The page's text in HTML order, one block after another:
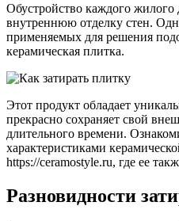
Обустройство каждого жилого
внутреннюю отделку стен.
применяемых для решения
керамическая плитка.
Этот продукт обладает
прекрасно сохраняет свой
длительного времени.
характеристиками
https://ceramostyle.ru, где ее
Разновидности